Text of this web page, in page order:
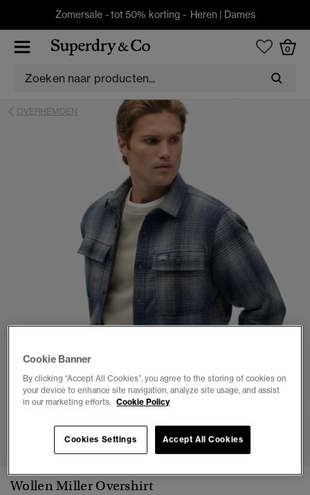
Zomersale - tot 50% korting - Heren | Dames
0
OVERHEMDEN
1 2 3 4 5 6
Wollen Miller Overshirt
Cookie Banner
By clicking “Accept All Cookies”, you agree to the storing of cookies on
your device to enhance site navigation, analyze site usage, and assist
in our marketing efforts. Cookie Policy
Cookies Settings Accept All Cookies